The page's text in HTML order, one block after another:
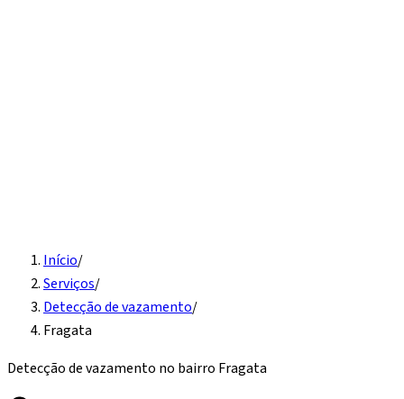
Início/
Serviços/
Detecção de vazamento/
Fragata
Detecção de vazamento no bairro Fragata